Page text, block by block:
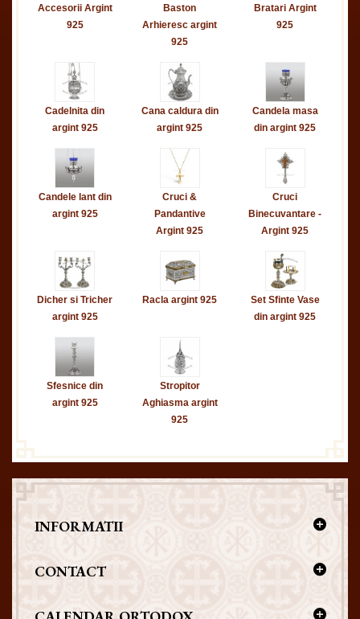
Accesorii Argint
925
Baston
Arhieresc argint
925
Bratari Argint
925
Cadelnita din
argint 925
Cana caldura din
argint 925
Candela masa
din argint 925
Candele lant din
argint 925
Cruci &
Pandantive
Argint 925
Cruci
Binecuvantare -
Argint 925
Dicher si Tricher
argint 925
Racla argint 925
Set Sfinte Vase
din argint 925
Sfesnice din
argint 925
Stropitor
Aghiasma argint
925
INFORMATII
CONTACT